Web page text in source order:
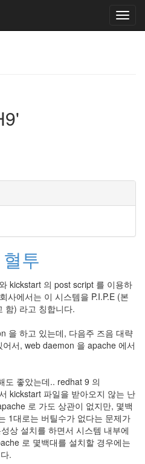
투
kickstart 의 post script 를 이용하
사에서는 이 시스템을 P.I.P.E (본
함) 라고 칭합니다.
을 하고 있는데, 다음주 즈음 대략
서, web daemon 을 apache 에서
도 좋았는데.. redhat 9 의
kickstart 파일을 받아오지 않는 난
로 가도 상관이 없지만, 몇백
1대로는 버틸수가 없다는 문제가
상 설치를 하면서 시스템 내부에
로 몇백대를 설치할 경우에는
.